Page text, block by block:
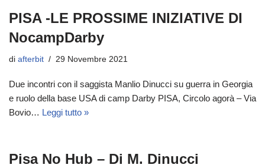
PISA -LE PROSSIME INIZIATIVE DI
NocampDarby
di afterbit 29 Novembre 2021
Due incontri con il saggista Manlio Dinucci su guerra in Georgia
e ruolo della base USA di camp Darby PISA, Circolo agorà – Via
Bovio… Leggi tutto »
Pisa No Hub – Di M. Dinucci